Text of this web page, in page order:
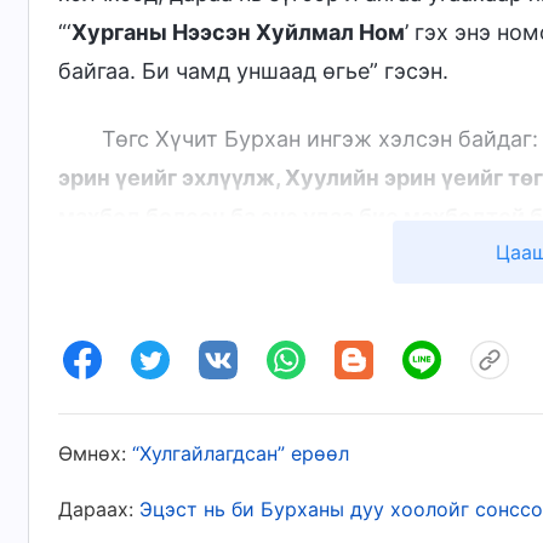
“‘Хурганы Нээсэн Хуйлмал Ном’ гэх энэ
байгаа. Би чамд уншаад өгье” гэсэн.
Төгс Хүчит Бурхан ингэж хэлсэн байдаг:
эрин үеийг эхлүүлж, Хуулийн эрин үеийг
Хаанчлалын эрин үеийг эхлүүлсэн юм.
авралыг л гүйцэлдүүлж, хүний нүглийн
чанараас нь салгаагүй. Хүнийг Сатаны
болж хүний нүглийг үүрэхийг шаардаад
нүгэл уучлагдсаны дараа Бурхан хүн
Өмнөх: “Хулгайлагдсан” ерөөл
Дараах: Эцэст нь би Бурханы дуу хоолойг